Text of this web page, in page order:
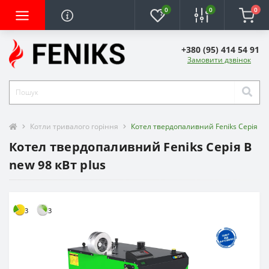
0 0 0
+380 (95) 414 54 91
Замовити дзвінок
Котли тривалого горіння Котел твердопаливний Feniks Серія B
Котел твердопаливний Feniks Серія B
new 98 кВт plus
3 3